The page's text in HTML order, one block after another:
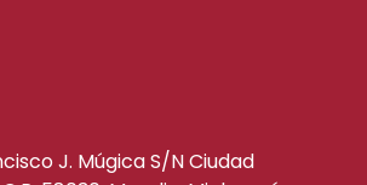
J. Múgica S/N Ciudad